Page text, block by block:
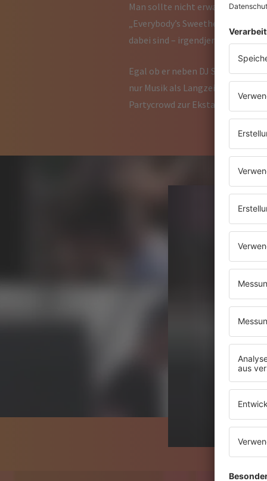
Man sollte nicht erwarten, dass
„Everybody’s Sweetheart“, wo
dabei sind – irgendjemands
Egal ob er neben DJ Superstars
nur Musik als
Partycrowd zur Ekstase.